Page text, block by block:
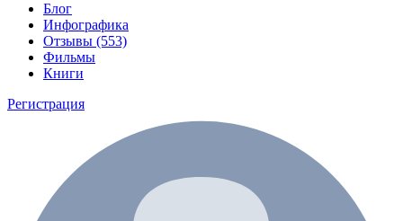
Блог
Инфографика
Отзывы (553)
Фильмы
Книги
Регистрация